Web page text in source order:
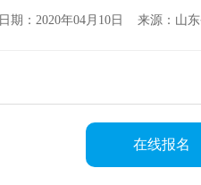
日期：2020年04月10日 来源：山
在线报名